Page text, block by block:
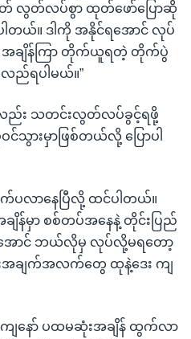
လွတ်လပ်စွာ ထုတ်ဖော်ပြောဆို
တယ်။ ဒါကို အနိုင်ရအောင် လုပ်
အချိန်ကြာ တိုက်ယူရတဲ့ တိုက်ပွဲ
ည်ရပါမယ်။”
ကလည်း သတင်းလွတ်လပ်ခွင့်ရဖို့
ားမှာဖြစ်တယ်လို့ ပြောပါ
ပလာနေပြီလို့ ထင်ပါတယ်။
ချိန်မှာ စစ်တပ်အနေနဲ့ တိုင်းပြည်
ာင် ဘယ်လိုမှ လုပ်လို့မရတော့
အချက်အလက်တွေ ထုနဲ့ဒေး ကျ
ကျနော် ပထမဆုံးအချိန် ထွက်လာ